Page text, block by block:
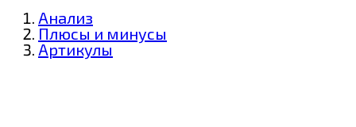
Анализ
Плюсы и минусы
Артикулы